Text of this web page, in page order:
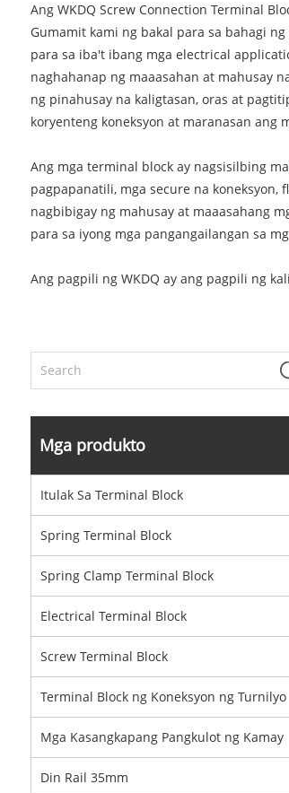
Ang WKDQ Screw Connection Terminal
Gumamit kami ng bakal para sa bahagi
para sa iba't ibang mga electrical
naghahanap ng maaasahan at mahusay
ng pinahusay na kaligtasan, oras at
koryenteng koneksyon at maranasan ang
Ang mga terminal block ay nagsisilbing
pagpapanatili, mga secure na
nagbibigay ng mahusay at maaasahang
para sa iyong mga pangangailangan sa
Ang pagpili ng WKDQ ay ang pagpili ng
Mga produkto
Itulak Sa Terminal Block
Spring Terminal Block
Spring Clamp Terminal Block
Electrical Terminal Block
Screw Terminal Block
Terminal Block ng Koneksyon ng Turnilyo
Mga Kasangkapang Pangkulot ng Kamay
Din Rail 35mm